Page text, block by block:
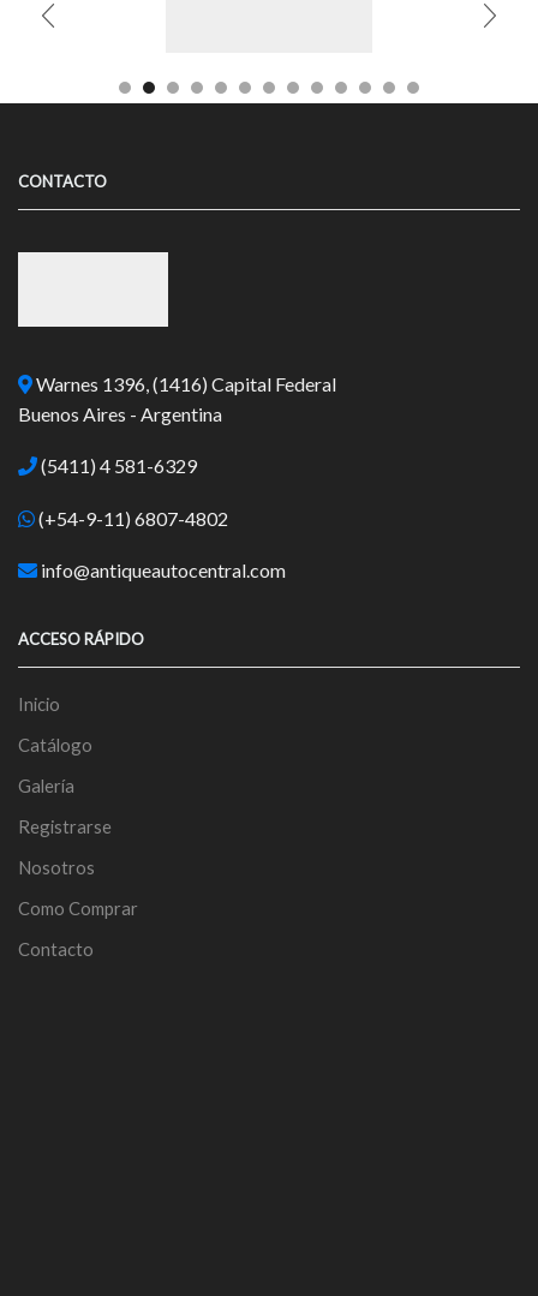
CONTACTO
Warnes 1396, (1416) Capital Federal
Buenos Aires - Argentina
(5411) 4 581-6329
(+54-9-11) 6807-4802
info@antiqueautocentral.com
ACCESO RÁPIDO
Inicio
Catálogo
Galería
Registrarse
Nosotros
Como Comprar
Contacto